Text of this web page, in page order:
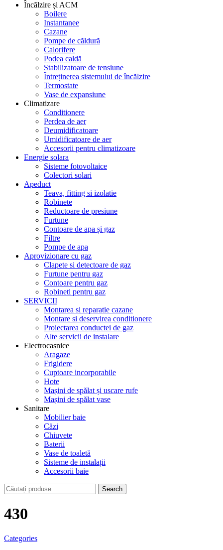
Încălzire și ACM
Boilere
Instantanee
Cazane
Pompe de căldură
Calorifere
Podea caldă
Stabilizatoare de tensiune
Întreținerea sistemului de încălzire
Termostate
Vase de expansiune
Climatizare
Conditionere
Perdea de aer
Deumidificatoare
Umidificatoare de aer
Accesorii pentru climatizoare
Energie solara
Sisteme fotovoltaice
Colectori solari
Apeduct
Teava, fitting si izolatie
Robinete
Reductoare de presiune
Furtune
Contoare de apa și gaz
Filtre
Pompe de apa
Aprovizionare cu gaz
Clapete si detectoare de gaz
Furtune pentru gaz
Contoare pentru gaz
Robineti pentru gaz
SERVICII
Montarea si reparatie cazane
Montare si deservirea conditionere
Proiectarea conductei de gaz
Alte servicii de instalare
Electrocasnice
Aragaze
Frigidere
Cuptoare incorporabile
Hote
Mașini de spălat și uscare rufe
Mașini de spălat vase
Sanitare
Mobilier baie
Căzi
Chiuvete
Baterii
Vase de toaletă
Sisteme de instalații
Accesorii baie
Search
430
Categories